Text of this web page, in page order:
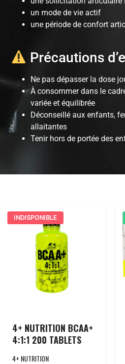
un mode de vie actif
une période de confort
Précautions
Ne pas dépasser la dose
À consommer dans le
variée et équilibrée
Déconseillé aux enfants,
allaitantes
Tenir hors de portée des
INDISPONIBLE
4+ NUTRITION BCAA+
4:1:1 200 TABLETS
4+ NUTRITION